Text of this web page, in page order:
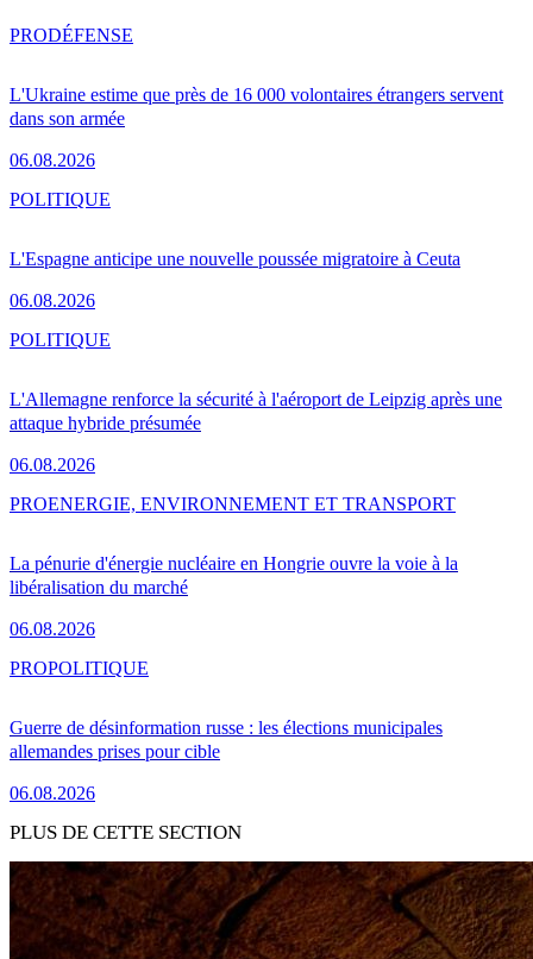
L'Ukraine estime que près de 16 000 volontaires étrangers servent
dans son armée
06.08.2026
PRODÉFENSE
L'Espagne anticipe une nouvelle poussée migratoire à Ceuta
06.08.2026
POLITIQUE
L'Allemagne renforce la sécurité à l'aéroport de Leipzig après une
attaque hybride présumée
06.08.2026
POLITIQUE
La pénurie d'énergie nucléaire en Hongrie ouvre la voie à la
libéralisation du marché
06.08.2026
PROENERGIE, ENVIRONNEMENT ET TRANSPORT
Guerre de désinformation russe : les élections municipales
allemandes prises pour cible
06.08.2026
PROPOLITIQUE
PLUS DE CETTE SECTION